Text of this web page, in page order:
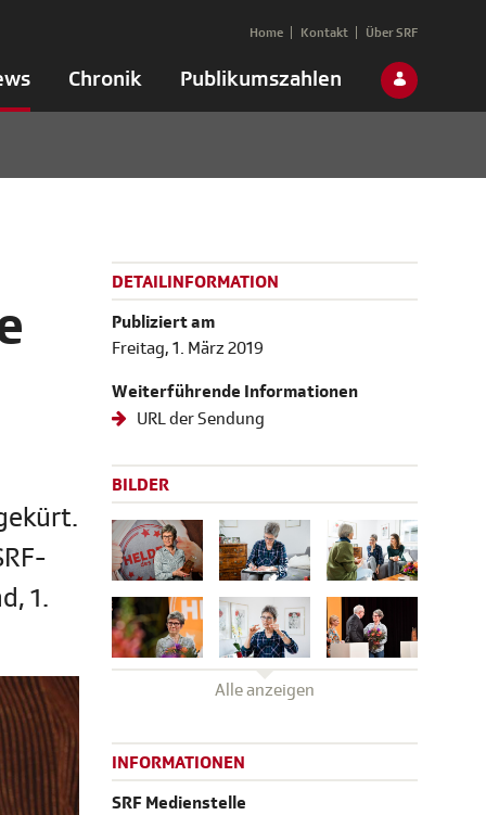
Chronik Publikumszahlen
Home Kontakt Über SRF
1.
DETAILINFORMATION
Publiziert am
Freitag, 1. März 2019
Weiterführende Informationen
URL der Sendung
BILDER
Alle anzeigen
INFORMATIONEN
SRF Medienstelle